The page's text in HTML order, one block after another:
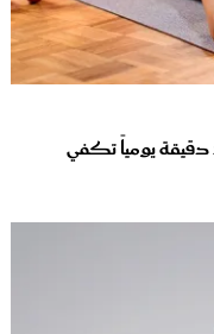
جدول تمارين منزلية للمرأة العاملة.. 15 دقيقة يومياً تكفي